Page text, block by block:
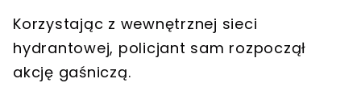
Korzystając z wewnętrznej sieci
hydrantowej, policjant sam rozpoczął
akcję gaśniczą.